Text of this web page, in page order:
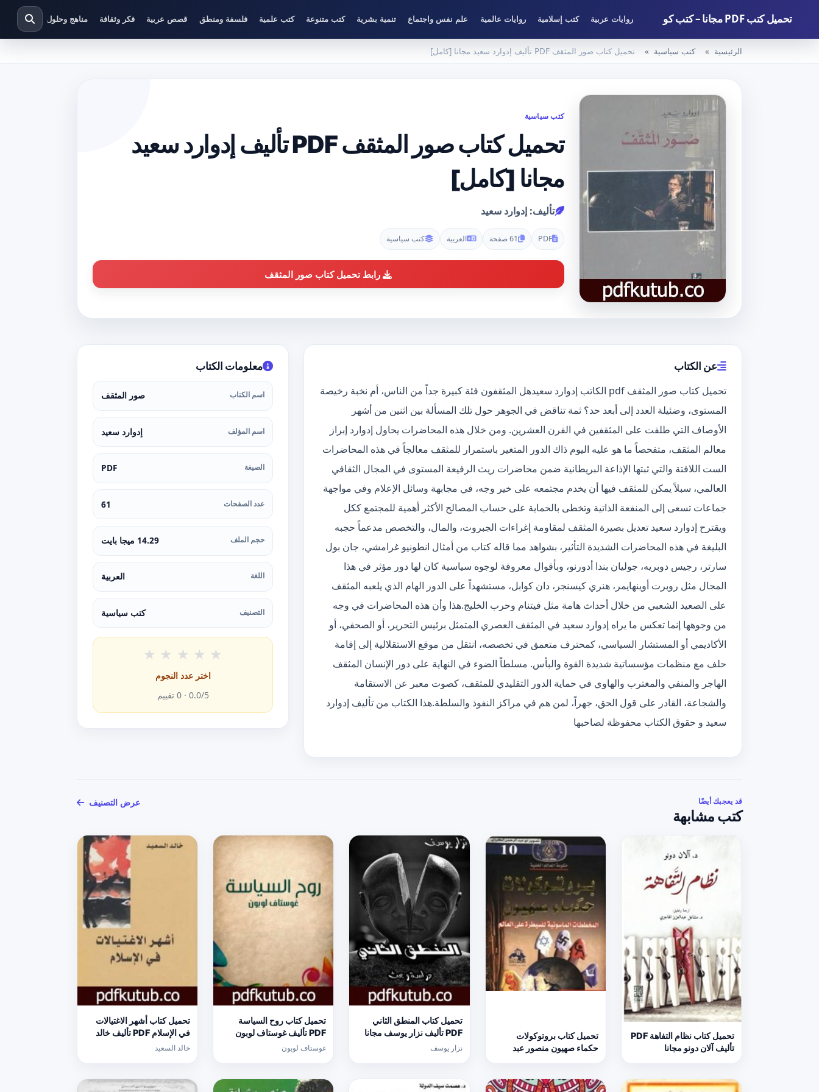
تحميل كتب PDF مجانا – كتب كو روايات عربية كتب إسلامية روايات عالمية علم نفس واجتماع تنمية بشرية كتب متنوعة كتب علمية فلسفة ومنطق قصص عربية فكر وثقافة مناهج وحلول دراسية
الرئيسية كتب سياسية تحميل كتاب صور المثقف PDF تأليف إدوارد سعيد مجانا [كامل]
كتب سياسية
تحميل كتاب صور المثقف PDF تأليف إدوارد سعيد
مجانا [كامل]
تأليف: إدوارد سعيد
PDF 61 صفحة العربية كتب سياسية
رابط تحميل كتاب صور المثقف
عن الكتاب
تحميل كتاب صور المثقف pdf الكاتب إدوارد سعيدهل المثقفون فئة كبيرة جداً من الناس، أم نخبة رخيصة
المستوى، وضئيلة العدد إلى أبعد حد؟ ثمة تناقض في الجوهر حول تلك المسألة بين اثنين من أشهر
الأوصاف التي طلقت على المثقفين في القرن العشرين. ومن خلال هذه المحاضرات يحاول إدوارد إبراز
معالم المثقف، متفحصاً ما هو عليه اليوم ذاك الدور المتغير باستمرار للمثقف معالجاً في هذه المحاضرات
الست اللافتة والتي ثبتها الإذاعة البريطانية ضمن محاضرات ريث الرفيعة المستوى في المجال الثقافي
العالمي، سبلاً يمكن للمثقف فيها أن يخدم مجتمعه على خير وجه، في مجابهة وسائل الإعلام وفي مواجهة
جماعات تسعى إلى المنفعة الذاتية وتخطى بالحماية على حساب المصالح الأكثر أهمية للمجتمع ككل
ويقترح إدوارد سعيد تعديل بصيرة المثقف لمقاومة إغراءات الجبروت، والمال، والتخصص مدعماً حجبه
البليغة في هذه المحاضرات الشديدة التأثير، بشواهد مما قاله كتاب من أمثال انطونيو غرامشي، جان بول
سارتر، رجيس دوبريه، جوليان بندا أدورنو، وبأقوال معروفة لوجوه سياسية كان لها دور مؤثر في هذا
المجال مثل روبرت أوينهايمر، هنري كيسنجر، دان كوابل، مستشهداً على الدور الهام الذي يلعبه المثقف
على الصعيد الشعبي من خلال أحداث هامة مثل فيتنام وحرب الخليج.هذا وأن هذه المحاضرات في وجه
من وجوهها إنما تعكس ما يراه إدوارد سعيد في المثقف العصري المتمثل برئيس التحرير، أو الصحفي، أو
الأكاديمي أو المستشار السياسي، كمحترف متعمق في تخصصه، انتقل من موقع الاستقلالية إلى إقامة
حلف مع منظمات مؤسساتية شديدة القوة والبأس. مسلطاً الضوء في النهاية على دور الإنسان المثقف
الهاجر والمنفي والمغترب والهاوي في حماية الدور التقليدي للمثقف، كصوت معبر عن الاستقامة
والشجاعة، القادر على قول الحق، جهراً، لمن هم في مراكز النفوذ والسلطة.هذا الكتاب من تأليف إدوارد
سعيد و حقوق الكتاب محفوظة لصاحبها
معلومات الكتاب
اسم الكتاب صور المثقف
اسم المؤلف إدوارد سعيد
الصيغة PDF
عدد الصفحات 61
حجم الملف 14.29 ميجا بايت
اللغة العربية
التصنيف كتب سياسية
★ ★ ★ ★ ★
اختر عدد النجوم
0.0/5 ·
0 تقييم
قد يعجبك أيضًا
كتب مشابهة
عرض التصنيف
تحميل كتاب نظام التفاهة PDF
تأليف آلان دونو مجانا
تحميل كتاب بروتوكولات
حكماء صهيون منصور عبد
تحميل كتاب المنطق الثاني
PDF تأليف نزار يوسف مجانا
[كامل]
نزار يوسف
تحميل كتاب روح السياسة
PDF تأليف غوستاف لوبون
مجانا [كامل]
غوستاف لوبون
تحميل كتاب أشهر الاغتيالات
في الإسلام PDF تأليف خالد
السعيد مجانا [كامل]
خالد السعيد